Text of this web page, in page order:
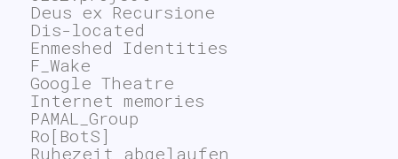
Deus ex Recursione
Dis-located
Enmeshed Identities
F_Wake
Google Theatre
Internet memories
PAMAL_Group
Ro[BotS]
Ruhezeit abgelaufen